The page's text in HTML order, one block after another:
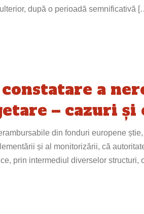
după o perioadă semnificativă
a
– cazuri
din fonduri europene
și al monitorizării, că
prin intermediul diverselor structuri,